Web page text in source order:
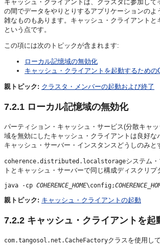
キャッシュ・クライアントは、クラスタに参加し
の間でデータをやりとりするアプリケーションの
雑なものもあります。キャッシュ・クライアント
という点です。
この項には次のトピックが含まれます:
ローカル記憶域の無効化
キャッシュ・クライアントを起動するため
親トピック: クラスタ・メンバーの起動および終了
7.2.1 ローカル記憶域の無効化
パーティション・キャッシュ・サービス(分散キャ
域を無効にしたキャッシュ・クライアントは良好
キャッシュ・サーバー・インスタンスどうしのみと
coherence.distributed.localstorageシステム
トとキャッシュ・サーバーで同じ構成ディスクリ
java -cp COHERENCE_HOME\config;
親トピック: キャッシュ・クライアントの起動
7.2.2 キャッシュ・クライアントを
com.tangosol.net.CacheFactoryクラスを使用し